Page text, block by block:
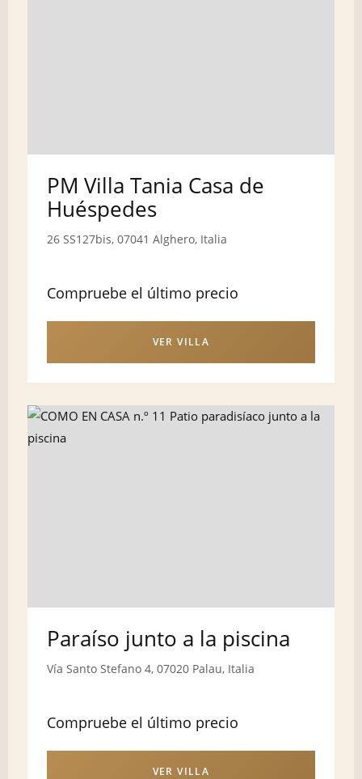
PM Villa Tania Casa de
Huéspedes
26 SS127bis, 07041 Alghero, Italia
Compruebe el último precio
VER VILLA
Paraíso junto a la piscina
Vía Santo Stefano 4, 07020 Palau, Italia
Compruebe el último precio
VER VILLA